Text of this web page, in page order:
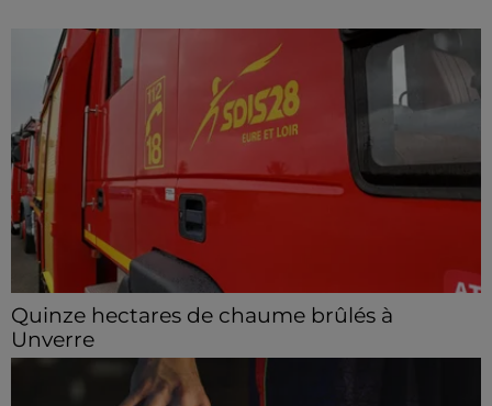
Quinze hectares de chaume brûlés à
Unverre
Deux personnes ont été prises en charge par les
secours après avoir inhalé des fumées.